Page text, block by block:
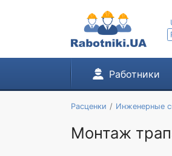
Работники
Расценки Инженерные
Монтаж